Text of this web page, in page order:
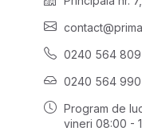
0240 564 809
0240 564 990
Program de
vineri 08:00 -